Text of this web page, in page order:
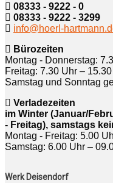
08333 - 9222 - 0
08333 - 9222 - 3299
info@hoerl-
Bürozeiten
Montag - Donnerstag:
Freitag: 7.30 Uhr –
Samstag und Sonntag
Verladezeiten
im Winter (Januar/
- Freitag), samstags
Montag - Freitag: 5.00
Samstag: 6.00 Uhr –
Werk Deisendorf